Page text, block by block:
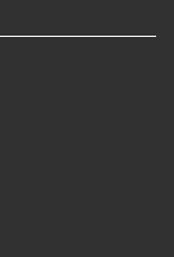
wurde vom
Liste der 100
– als
Aus
Polster